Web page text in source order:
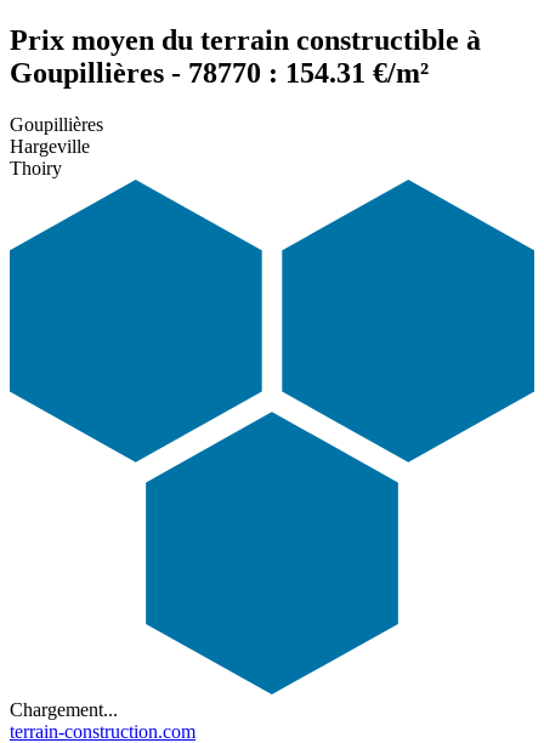
Prix moyen du terrain constructible à
Goupillières - 78770 : 154.31 €/m²
Goupillières
Hargeville
Thoiry
Chargement...
terrain-construction.com